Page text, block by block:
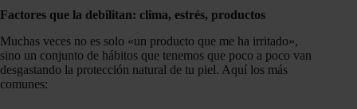
Factores que la debilitan: clima, estrés, productos
Muchas veces no es solo «un producto que me ha irritado»,
sino un conjunto de hábitos que tenemos que poco a poco van
desgastando la protección natural de tu piel. Aquí los más
comunes: